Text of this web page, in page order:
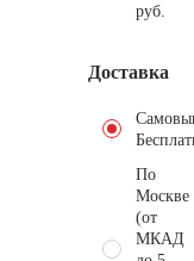
руб.
Доставка
По
Москве
(от
МКАД